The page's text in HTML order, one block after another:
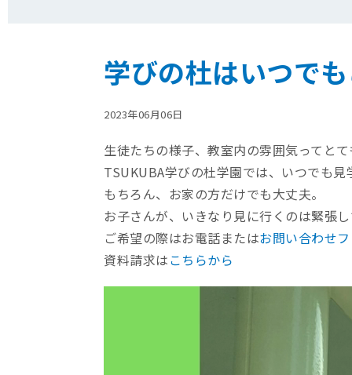
学びの杜はいつで
2023年06月06日
生徒たちの様子、教室内の雰囲気ってと
TSUKUBA学びの杜学園では、いつでも
もちろん、お家の方だけでも大丈夫。
お子さんが、いきなり見に行くのは緊張
ご希望の際はお電話またはお問い合わせ
資料請求はこちらから